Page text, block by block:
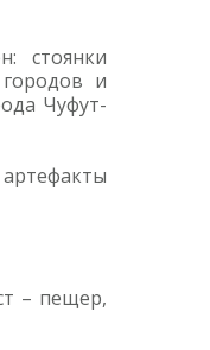
стоянки
и
Чуфут-
– пещер,